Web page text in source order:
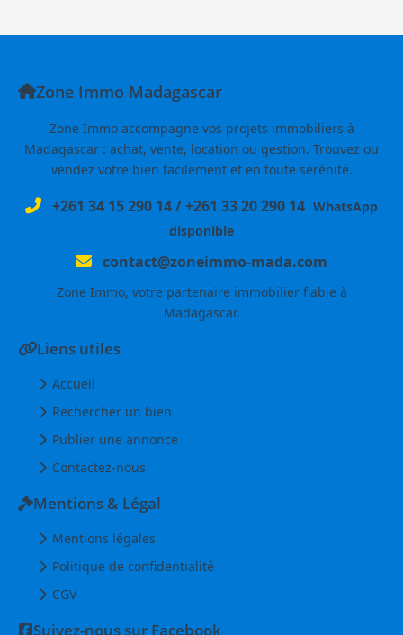
Zone Immo Madagascar
Zone Immo accompagne vos projets immobiliers à
Madagascar : achat, vente, location ou gestion. Trouvez ou
vendez votre bien facilement et en toute sérénité.
+261 34 15 290 14/+261 33 20 290 14 WhatsApp
disponible
contact@zoneimmo-mada.com
Zone Immo, votre partenaire immobilier fiable à
Madagascar.
Liens utiles
Accueil
Rechercher un bien
Publier une annonce
Contactez-nous
Mentions & Légal
Mentions légales
Politique de confidentialité
CGV
Suivez-nous sur Facebook